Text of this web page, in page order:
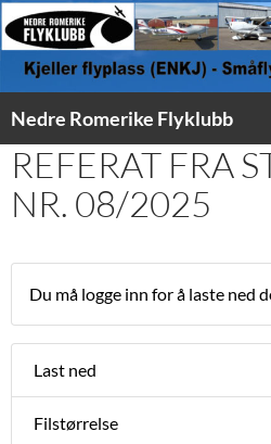
Nedre Romerike Flyklubb
TIL
INNHOLD
REFERAT FRA
NR. 08/2025
Du må logge inn for å laste ned
Last ned
Filstørrelse